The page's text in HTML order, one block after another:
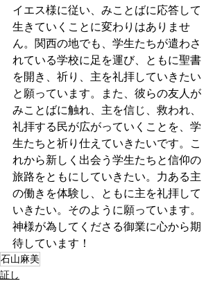
イエス様に従い、みことばに応答して
生きていくことに変わりはありませ
ん。関西の地でも、学生たちが遣わさ
れている学校に足を運び、ともに聖書
を開き、祈り、主を礼拝していきたい
と願っています。また、彼らの友人が
みことばに触れ、主を信じ、救われ、
礼拝する民が広がっていくことを、学
生たちと祈り仕えていきたいです。こ
れから新しく出会う学生たちと信仰の
旅路をともにしていきたい。力ある主
の働きを体験し、ともに主を礼拝して
いきたい。そのように願っています。
神様が為してくださる御業に心から期
待しています！
石山麻美
証し